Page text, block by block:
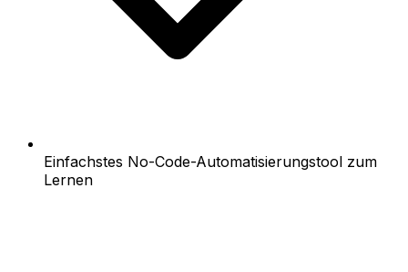
Einfachstes No-Code-Automatisierungstool zum
Lernen